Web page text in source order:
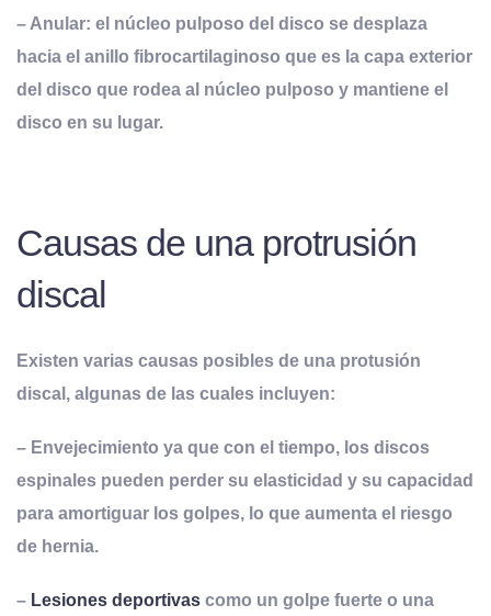
– Anular: el núcleo pulposo del disco se desplaza
hacia el anillo fibrocartilaginoso que es la capa exterior
del disco que rodea al núcleo pulposo y mantiene el
disco en su lugar.
Causas de una protrusión
discal
Existen varias causas posibles de una protusión
discal, algunas de las cuales incluyen:
– Envejecimiento ya que con el tiempo, los discos
espinales pueden perder su elasticidad y su capacidad
para amortiguar los golpes, lo que aumenta el riesgo
de hernia.
– Lesiones deportivas como un golpe fuerte o una